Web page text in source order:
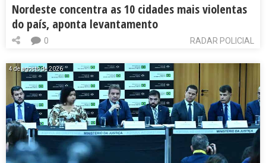
Nordeste concentra as 10 cidades mais violentas
do país, aponta levantamento
RADAR POLICIAL
0
4 de agosto de 2026